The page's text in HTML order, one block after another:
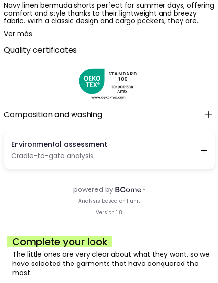
Navy linen bermuda shorts perfect for summer days, offering
comfort and style thanks to their lightweight and breezy
fabric. With a classic design and cargo pockets, they are
functional for any activity. Available in sizes from 12 months
to 10 years, catering to the growth of little ones. Their navy
colour makes them versatile and easy to pair with brightly
coloured or fun patterned T-shirts. An essential garment for
Ver más
Quality certificates
Composition and washing
Complete your look
The little ones are very clear about what they want, so we
have selected the garments that have conquered the
most.